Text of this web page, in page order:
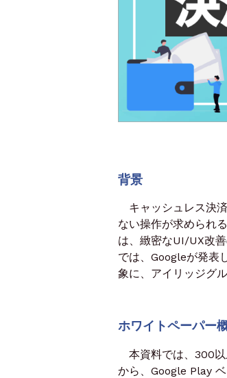
背景
キャッシュレス決
ない操作が求められ
は、緻密なUI/UX改
では、Googleが発表
象に、アイリッジグ
ホワイトペーパー
本資料では、300以
から、Google Play